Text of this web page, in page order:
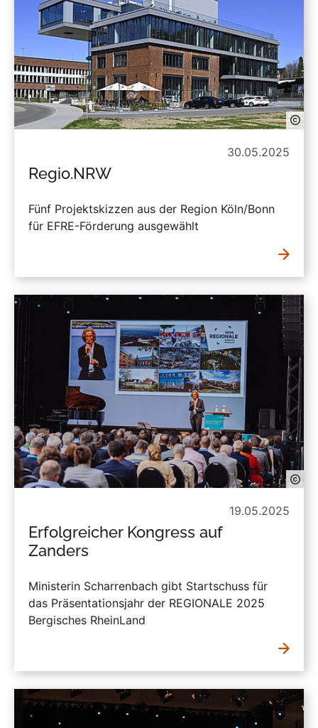
30.05.2025
Regio.NRW
Fünf Projektskizzen aus der Region Köln/Bonn
für EFRE-Förderung ausgewählt
19.05.2025
Erfolgreicher Kongress auf
Zanders
Ministerin Scharrenbach gibt Startschuss für
das Präsentationsjahr der REGIONALE 2025
Bergisches RheinLand